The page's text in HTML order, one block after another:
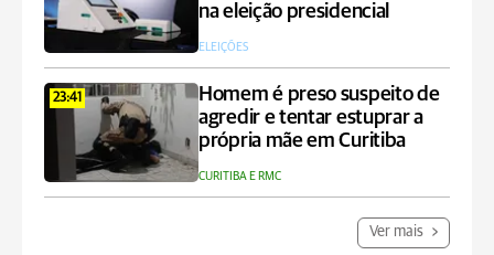
na eleição presidencial
ELEIÇÕES
23:41
Homem é preso suspeito de
agredir e tentar estuprar a
própria mãe em Curitiba
CURITIBA E RMC
Ver mais